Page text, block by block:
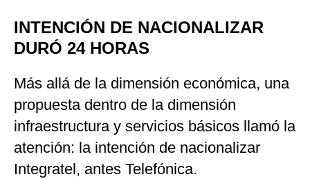
INTENCIÓN DE NACIONALIZAR
DURÓ 24 HORAS
Más allá de la dimensión económica, una
propuesta dentro de la dimensión
infraestructura y servicios básicos llamó la
atención: la intención de nacionalizar
Integratel, antes Telefónica.